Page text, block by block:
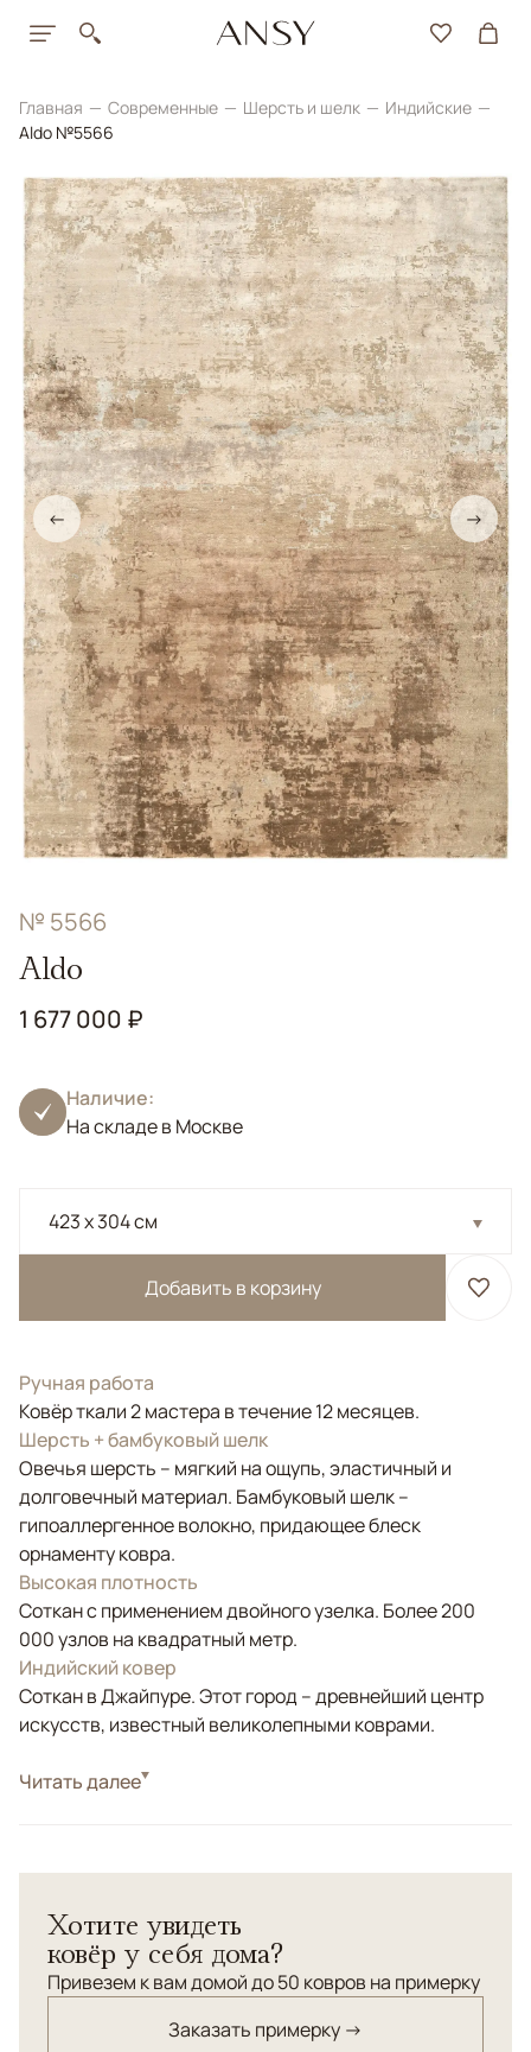
Главная Современные Шерсть и шелк
Индийские
Aldo №5566
← →
№ 5566
Aldo
1 677 000 ₽
Наличие:
На складе в Москве
423 x 304 см
Добавить в корзину
Ручная работа
Ковёр ткали 2 мастера в течение 12 месяцев.
Шерсть + бамбуковый шелк
Овечья шерсть – мягкий на ощупь, эластичный и
долговечный материал. Бамбуковый шелк –
гипоаллергенное волокно, придающее блеск
орнаменту ковра.
Высокая плотность
Соткан с применением двойного узелка. Более 200
000 узлов на квадратный метр.
Индийский ковер
Соткан в Джайпуре. Этот город – древнейший центр
искусств, известный великолепными коврами.
СтильСовременные
натуральной шерсти и бамбукового шелка воплощает
философию минимализма и естественной красоты.
Абстрактный дизайн с эффектом состаривания
природные образования или старинные фрески.
Читать далее
Хотите увидеть
ковёр у себя дома?
Привезем к вам домой до 50 ковров на примерку
Заказать примерку →